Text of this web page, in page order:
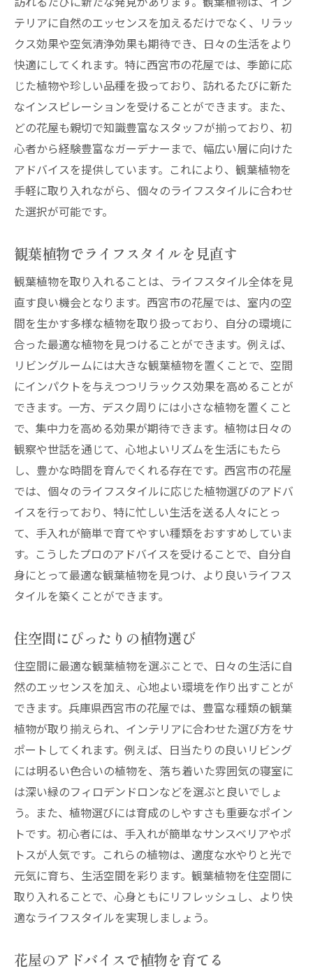
テリアに自然のエッセンスを加えるだけでなく、リラッ
クス効果や空気清浄効果も期待でき、日々の生活をより
快適にしてくれます。特に西宮市の花屋では、季節に応
じた植物や珍しい品種を扱っており、訪れるたびに新た
なインスピレーションを受けることができます。また、
どの花屋も親切で知識豊富なスタッフが揃っており、初
心者から経験豊富なガーデナーまで、幅広い層に向けた
アドバイスを提供しています。これにより、観葉植物を
手軽に取り入れながら、個々のライフスタイルに合わせ
た選択が可能です。
観葉植物でライフスタイルを見直す
観葉植物を取り入れることは、ライフスタイル全体を見
直す良い機会となります。西宮市の花屋では、室内の空
間を生かす多様な植物を取り扱っており、自分の環境に
合った最適な植物を見つけることができます。例えば、
リビングルームには大きな観葉植物を置くことで、空間
にインパクトを与えつつリラックス効果を高めることが
できます。一方、デスク周りには小さな植物を置くこと
で、集中力を高める効果が期待できます。植物は日々の
観察や世話を通じて、心地よいリズムを生活にもたら
し、豊かな時間を育んでくれる存在です。西宮市の花屋
では、個々のライフスタイルに応じた植物選びのアドバ
イスを行っており、特に忙しい生活を送る人々にとっ
て、手入れが簡単で育てやすい種類をおすすめしていま
す。こうしたプロのアドバイスを受けることで、自分自
身にとって最適な観葉植物を見つけ、より良いライフス
タイルを築くことができます。
住空間にぴったりの植物選び
住空間に最適な観葉植物を選ぶことで、日々の生活に自
然のエッセンスを加え、心地よい環境を作り出すことが
できます。兵庫県西宮市の花屋では、豊富な種類の観葉
植物が取り揃えられ、インテリアに合わせた選び方をサ
ポートしてくれます。例えば、日当たりの良いリビング
には明るい色合いの植物を、落ち着いた雰囲気の寝室に
は深い緑のフィロデンドロンなどを選ぶと良いでしょ
う。また、植物選びには育成のしやすさも重要なポイン
トです。初心者には、手入れが簡単なサンスベリアやポ
トスが人気です。これらの植物は、適度な水やりと光で
元気に育ち、生活空間を彩ります。観葉植物を住空間に
取り入れることで、心身ともにリフレッシュし、より快
適なライフスタイルを実現しましょう。
花屋のアドバイスで植物を育てる